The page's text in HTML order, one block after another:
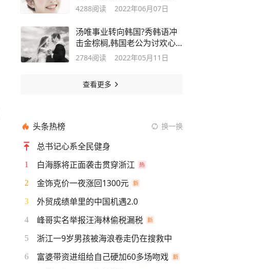
4288阅读 2022年06月07日
汤唯事业转向韩国?秀韩语冲
击金棕榈,韩国老公为讨欢心
豪掷13.5亿
2784阅读 2022年05月11日
查看更多
头条热榜 换一换
总书记心系全民健身
1 白海豚将正面袭击贯穿浙江
2 金饰克价一夜涨回1300元
3 外贸成绩单里的中国机遇2.0
4 峰哥实名举报汪海林偷税漏税
5 浙江一9岁男孩被海浪卷走仍在搜救中
6 富婆带资进组给自己硬加60多场吻戏